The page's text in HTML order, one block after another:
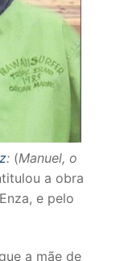
: (Manuel, o
a obra
e pelo
a mãe de